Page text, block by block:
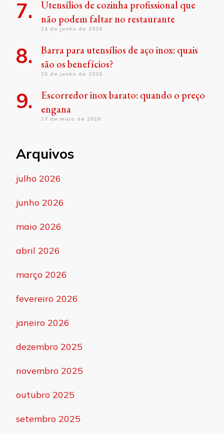
Utensílios de cozinha profissional que
não podem faltar no restaurante
24 de junho de 2026
Barra para utensílios de aço inox: quais
são os benefícios?
15 de junho de 2026
Escorredor inox barato: quando o preço
engana
27 de maio de 2026
Arquivos
julho 2026
junho 2026
maio 2026
abril 2026
março 2026
fevereiro 2026
janeiro 2026
dezembro 2025
novembro 2025
outubro 2025
setembro 2025